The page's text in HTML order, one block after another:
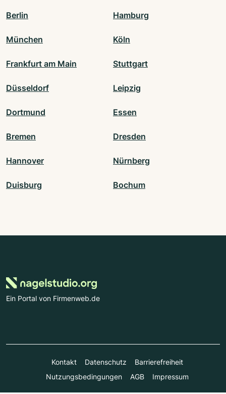
Berlin Hamburg
München Köln
Frankfurt am Main Stuttgart
Düsseldorf Leipzig
Dortmund Essen
Bremen Dresden
Hannover Nürnberg
Duisburg Bochum
Ein Portal von Firmenweb.de
Kontakt Datenschutz
Barrierefreiheit
Nutzungsbedingungen
AGB Impressum